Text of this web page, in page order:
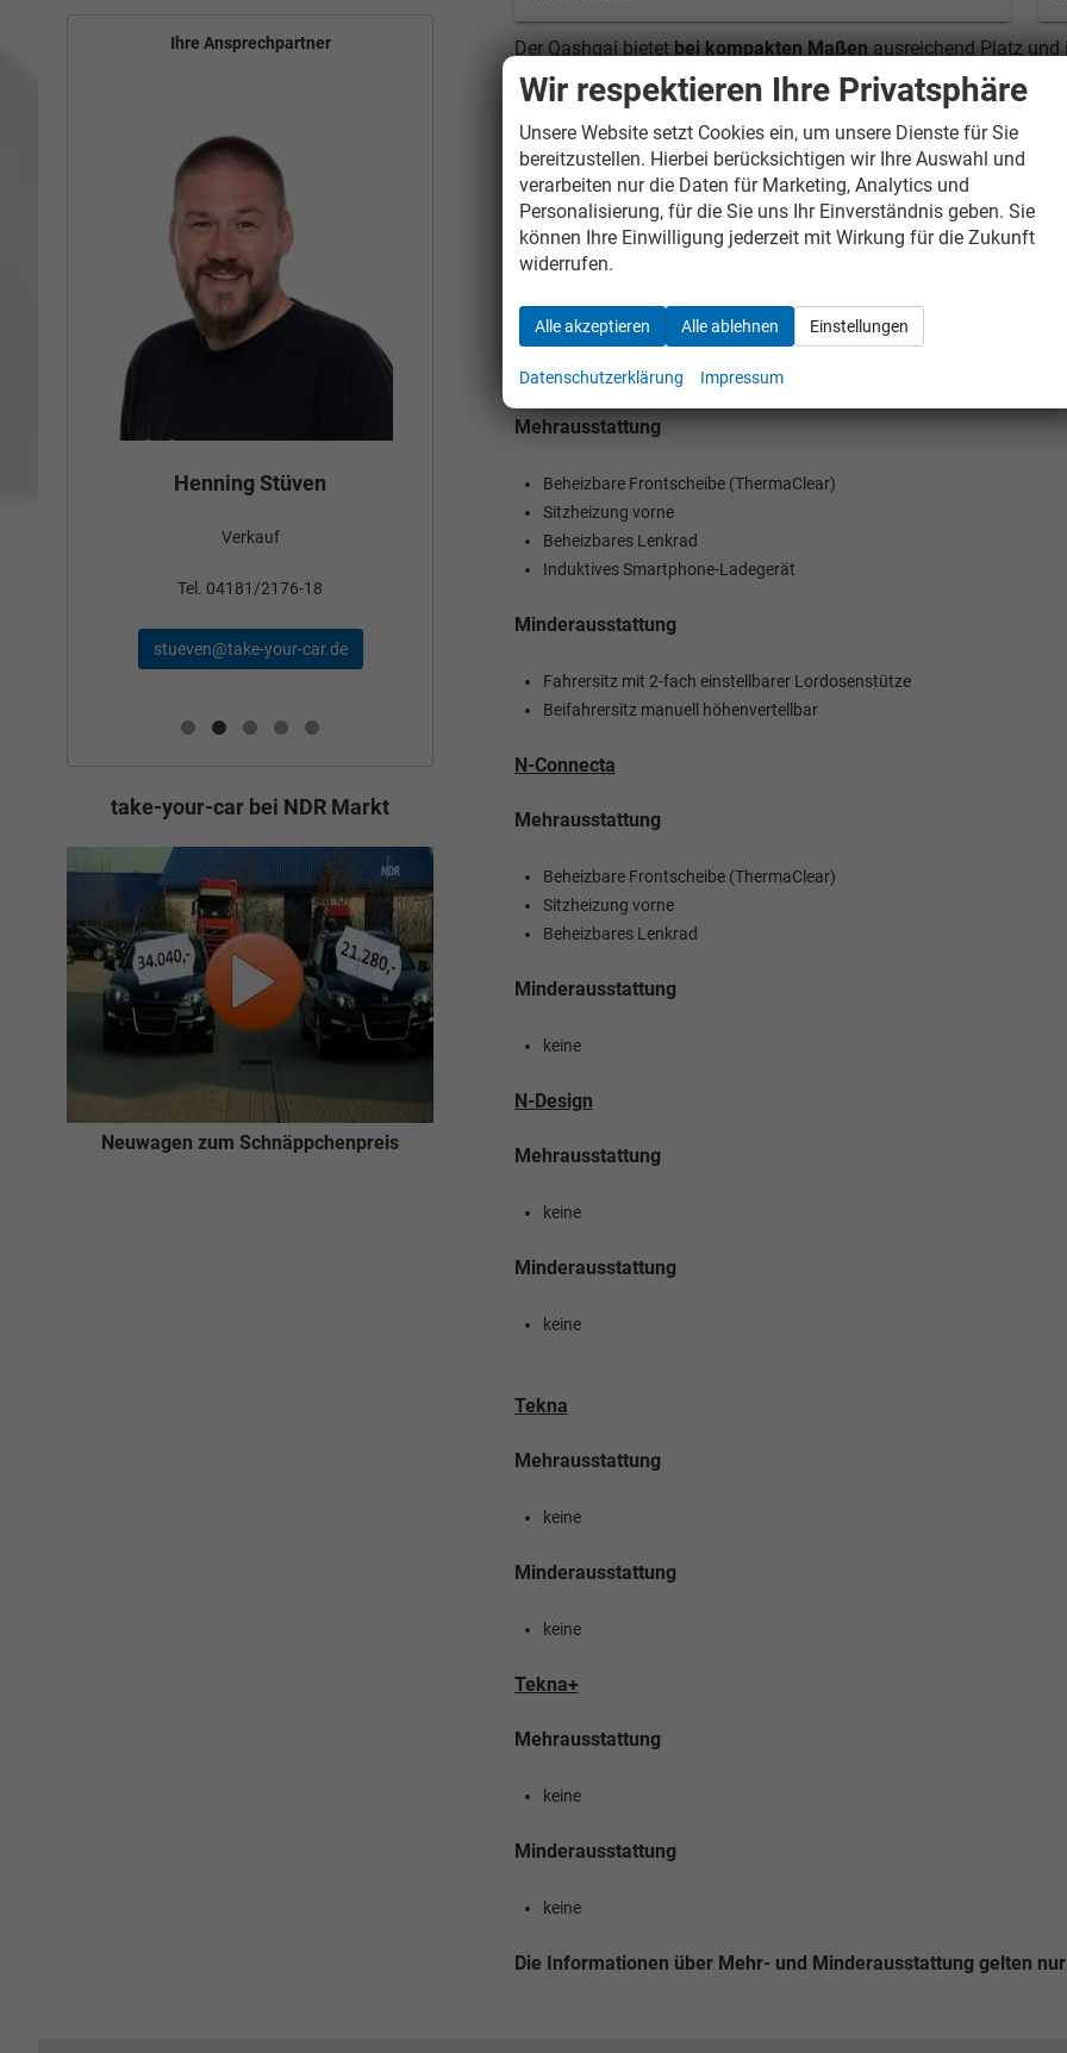
Der Qashqai bietet bei kompakten Maßenausreichend Platz und
geräumig. Laut Nissan ist er der beliebteste Crossover SUV der
effizienter Aerodynamik, Fahrspaß pur. Auch an ausreichende
informiert unterwegs sind und dank Fahrerassistent Systemen
AusstattungslinienAcenta, N-Connecta, N-Design,Tekna und
Wünschen selbst zusammen.
Unterschiede zur deutschen Serienausstattung - Herkunftsland
Herstelleränderungen und Irrtümer unter Vorbehalt. Alle Angaben
Acenta
Mehrausstattung
Beheizbare Frontscheibe (ThermaClear)
Sitzheizung vorne
Beheizbares Lenkrad
Induktives Smartphone-Ladegerät
Minderausstattung
Fahrersitz mit 2-fach einstellbarer Lordosenstütze
Beifahrersitz manuell höhenvertellbar
N-Connecta
Mehrausstattung
Beheizbare Frontscheibe (ThermaClear)
Sitzheizung vorne
Beheizbares Lenkrad
Minderausstattung
keine
N-Design
Mehrausstattung
keine
Minderausstattung
keine
Tekna
Mehrausstattung
keine
Minderausstattung
keine
Tekna+
Mehrausstattung
keine
Minderausstattung
keine
Die Informationen über Mehr- und Minderausstattung gelten
Ihre Ansprechpartner
Henning Stüven
Verkauf
Tel. 04181/2176-18
stueven@take-your-car.de
Bünyamin Schael
Verkauf
Tom Wollschläger
take-your-car bei NDR Markt
Neuwagen zum Schnäppchenpreis
Wir respektieren Ihre Privatsphäre
Unsere Website setzt Cookies ein, um unsere Dienste für Sie
bereitzustellen. Hierbei berücksichtigen wir Ihre Auswahl und
verarbeiten nur die Daten für Marketing, Analytics und
Personalisierung, für die Sie uns Ihr Einverständnis geben. Sie
können Ihre Einwilligung jederzeit mit Wirkung für die Zukunft
widerrufen.
Alle akzeptieren Alle ablehnen Einstellungen
Datenschutzerklärung Impressum